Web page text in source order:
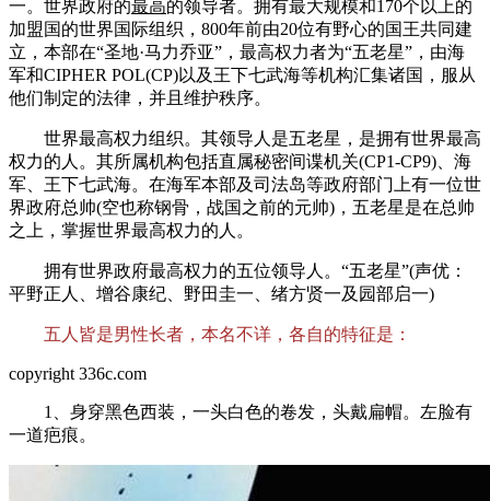
一。世界政府的最高的领导者。拥有最大规模和170个以上的
加盟国的世界国际组织，800年前由20位有野心的国王共同建
立，本部在“圣地·马力乔亚”，最高权力者为“五老星”，由海
军和CIPHER POL(CP)以及王下七武海等机构汇集诸国，服从
他们制定的法律，并且维护秩序。
世界最高权力组织。其领导人是五老星，是拥有世界最高
权力的人。其所属机构包括直属秘密间谍机关(CP1-CP9)、海
军、王下七武海。在海军本部及司法岛等政府部门上有一位世
界政府总帅(空也称钢骨，战国之前的元帅)，五老星是在总帅
之上，掌握世界最高权力的人。
拥有世界政府最高权力的五位领导人。“五老星”(声优：
平野正人、增谷康纪、野田圭一、绪方贤一及园部启一)
五人皆是男性长者，本名不详，各自的特征是：
copyright 336c.com
1、身穿黑色西装，一头白色的卷发，头戴扁帽。左脸有
一道疤痕。